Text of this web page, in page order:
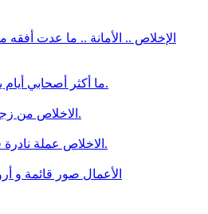
الإخلاص .. الأمانة .. ما عدت
ما أكثر أصحابي أيام يسري وما أقلهم أيام عسري.
الاخلاص من زجاج, وكتمان السر من ألماس.
الاخلاص عملة نادرة في مجتمع المادة اللا أخلاقي.
الأعمال صور قائمة و